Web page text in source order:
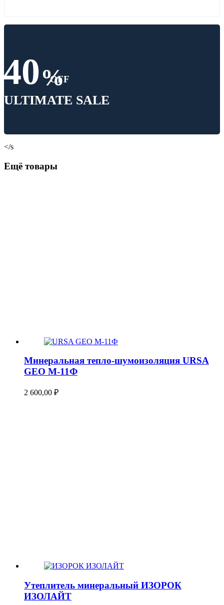
40%
OFF
ULTIMATE SALE
</s
Ещё товары
Минеральная тепло-шумоизоляция URSA
GEO М-11Ф
2 600,00 ₽
Утеплитель минеральный ИЗОРОК
ИЗОЛАЙТ